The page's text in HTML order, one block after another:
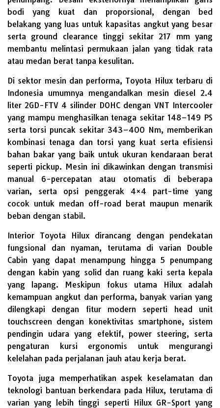
bodi yang kuat dan proporsional, dengan bed
belakang yang luas untuk kapasitas angkut yang besar
serta ground clearance tinggi sekitar 217 mm yang
membantu melintasi permukaan jalan yang tidak rata
atau medan berat tanpa kesulitan.
Di sektor mesin dan performa, Toyota Hilux terbaru di
Indonesia umumnya mengandalkan mesin diesel 2.4
liter 2GD-FTV 4 silinder DOHC dengan VNT Intercooler
yang mampu menghasilkan tenaga sekitar 148–149 PS
serta torsi puncak sekitar 343–400 Nm, memberikan
kombinasi tenaga dan torsi yang kuat serta efisiensi
bahan bakar yang baik untuk ukuran kendaraan berat
seperti pickup. Mesin ini dikawinkan dengan transmisi
manual 6-percepatan atau otomatis di beberapa
varian, serta opsi penggerak 4×4 part-time yang
cocok untuk medan off-road berat maupun menarik
beban dengan stabil.
Interior Toyota Hilux dirancang dengan pendekatan
fungsional dan nyaman, terutama di varian Double
Cabin yang dapat menampung hingga 5 penumpang
dengan kabin yang solid dan ruang kaki serta kepala
yang lapang. Meskipun fokus utama Hilux adalah
kemampuan angkut dan performa, banyak varian yang
dilengkapi dengan fitur modern seperti head unit
touchscreen dengan konektivitas smartphone, sistem
pendingin udara yang efektif, power steering, serta
pengaturan kursi ergonomis untuk mengurangi
kelelahan pada perjalanan jauh atau kerja berat.
Toyota juga memperhatikan aspek keselamatan dan
teknologi bantuan berkendara pada Hilux, terutama di
varian yang lebih tinggi seperti Hilux GR-Sport yang